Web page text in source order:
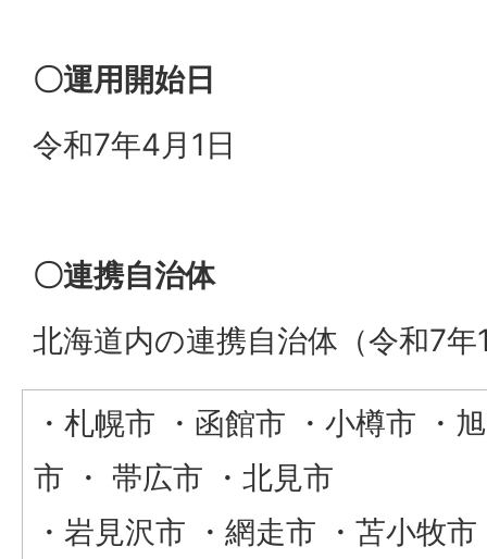
〇運用開始日
令和7年4月1日
〇連携自治体
北海道内の連携自治体（令和7年
・札幌市 ・函館市 ・小樽市 ・
市 ・ 帯広市 ・北見市
・岩見沢市 ・網走市 ・苫小牧